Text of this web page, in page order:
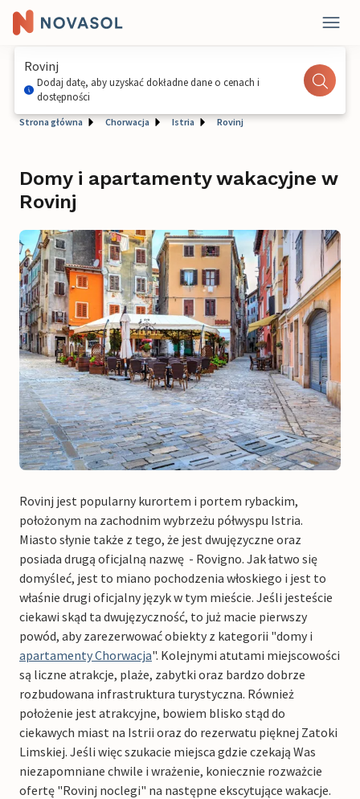
Rovinj
Dodaj datę, aby uzyskać dokładne dane o cenach i
dostępności
Strona główna Chorwacja Istria Rovinj
Domy i apartamenty wakacyjne w
Rovinj
Rovinj jest popularny kurortem i portem rybackim,
położonym na zachodnim wybrzeżu półwyspu Istria.
Miasto słynie także z tego, że jest dwujęzyczne oraz
posiada drugą oficjalną nazwę - Rovigno. Jak łatwo się
domyśleć, jest to miano pochodzenia włoskiego i jest to
właśnie drugi oficjalny język w tym mieście. Jeśli jesteście
ciekawi skąd ta dwujęzyczność, to już macie pierwszy
powód, aby zarezerwować obiekty z kategorii "domy i
apartamenty Chorwacja". Kolejnymi atutami miejscowości
są liczne atrakcje, plaże, zabytki oraz bardzo dobrze
rozbudowana infrastruktura turystyczna. Również
położenie jest atrakcyjne, bowiem blisko stąd do
ciekawych miast na Istrii oraz do rezerwatu pięknej Zatoki
Limskiej. Jeśli więc szukacie miejsca gdzie czekają Was
niezapomniane chwile i wrażenie, koniecznie rozważcie
ofertę "Rovinj noclegi" na następne ekscytujące wakacje.